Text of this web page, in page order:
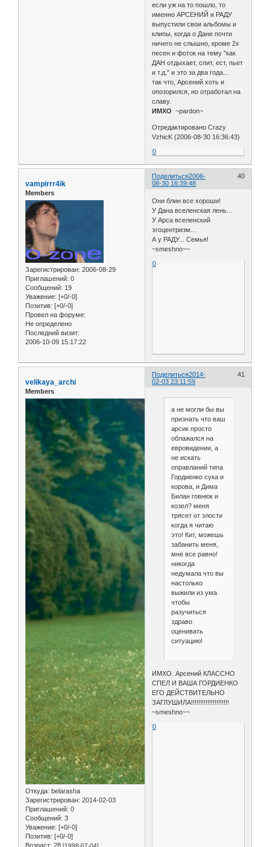
если уж на то пошло, то
именно АРСЕНИЙ и РАДУ
выпустили свои альбомы и
клипы, когда о Дане почти
ничего не слышно, кроме 2х
песен и фоток на тему "как
ДАН отдыхает, спит, ест, пьет
и т.д." и это за два года...
так что, Арсений хоть и
опозорился, но отработал на
славу.
ИМХО ~pardon~
Отредактировано Crazy
VzhicK (2006-08-30 16:36:43)
0
Поделиться 40
2006-
08-30 16:39:48
vampirrr4ik
Members
Зарегистрирован: 2006-08-29
Приглашений: 0
Сообщений: 19
Уважение: [+0/-0]
Позитив: [+0/-0]
Провел на форуме:
Не определено
Последний визит:
2006-10-09 15:17:22
Они блин все хороши!
У Дана вселенская лень...
У Арса вселенский
эгоцентризм...
А у РАДУ... Семья!
~smeshno~~
0
Поделиться 41
2014-
02-03 23:11:59
velikaya_archi
Members
Откуда: belarasha
Зарегистрирован: 2014-02-03
Приглашений: 0
Сообщений: 3
Уважение: [+0/-0]
Позитив: [+0/-0]
Возраст: 28 [1998-07-04]
а не могли бы вы
признать что ваш
арсик просто
облажался на
евровидении, а
не искать
оправланий типа
Гордиенко сука и
корова, и Дима
Билан говнюк и
козел? меня
трясет от злости
когда я читаю
это! Кит, можешь
забанить меня,
мне все равно!
никогда
недумала что вы
настолько
выжили из ума
чтобы
разучиться
здраво
оценивать
ситуацию!
ИМХО. Арсений КЛАССНО
СПЕЛ И ВАША ГОРДИЕНКО
ЕГО ДЕЙСТВИТЕЛЬНО
ЗАГЛУШИЛА!!!!!!!!!!!!!!!!!!!!!
~smeshno~~
0